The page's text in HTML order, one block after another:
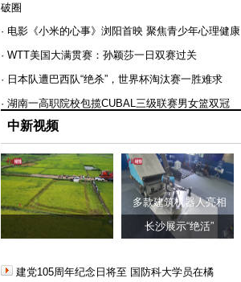
破圈
· 电影《小米的心事》浏阳首映 聚焦青少年心理健康
· WTT美国大满贯赛：孙颖莎一日双赛过关
· 日本队遭巴西队“绝杀”，世界杯淘汰赛一胜难求
· 湖南一高职院校包揽CUBAL三级联赛男女篮双冠
中新视频
多款建筑机器人亮相
长沙展示“绝活”
建党105周年纪念日将至 国防科大学员在橘